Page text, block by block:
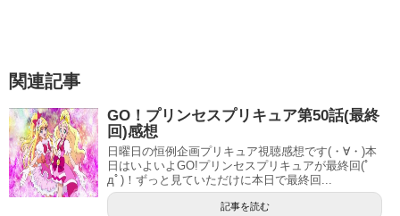
第41話はキラ☆ピカ無限大…一瞬なんのこっちゃと思った
んですが、これはキラリンとピカリオの事で間違いないで
しょう！！
関連記事
GO！プリンセスプリキュア第50話(最終
回)感想
日曜日の恒例企画プリキュア視聴感想です(・∀・)本
日はいよいよGO!プリンセスプリキュアが最終回(ﾟ
дﾟ)！ずっと見ていただけに本日で最終回...
記事を読む